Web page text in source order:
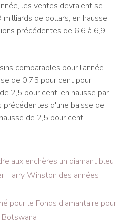
les ventes devraient se
de dollars, en hausse
précédentes de 6,6 à 6,9
comparables pour l'année
de 0,75 pour cent pour
2,5 pour cent, en hausse par
précédentes d'une baisse de
de 2,5 pour cent.
aux enchères un diamant bleu
Harry Winston des années
pour le Fonds diamantaire pour